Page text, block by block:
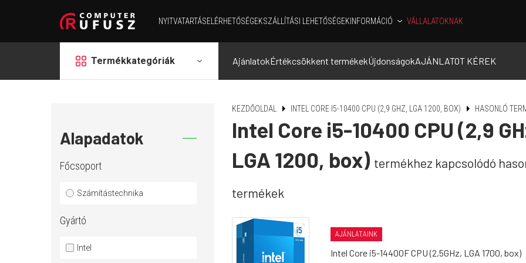
NYITVATARTÁSELÉRHETŐSÉGEKSZÁLLÍTÁSI LEHETŐSÉGEKINFORMÁCIÓ VÁLLALATOKNAK
grid Termékkategóriák AjánlatokÉrtékcsökkent termékekÚjdonságokAJÁNLATOT KÉREK
KEZDŐOLDAL INTEL CORE I5-10400 CPU (2,9 GHZ, LGA 1200, BOX) HASONLÓ
Intel Core i5-10400 CPU (2,9
LGA 1200, box) termékhez kapcsolódó
termékek
AJÁNLATAINK
Intel Core i5-14400F CPU (2,5GHz, LGA 1700, box)
Alapadatok
Főcsoport
Számítástechnika
Gyártó
Intel